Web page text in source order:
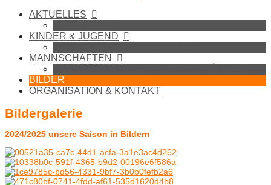
AKTUELLES
KINDER & JUGEND
MANNSCHAFTEN
BILDER
ORGANISATION & KONTAKT
Bildergalerie
2024/2025 unsere Saison in Bildern